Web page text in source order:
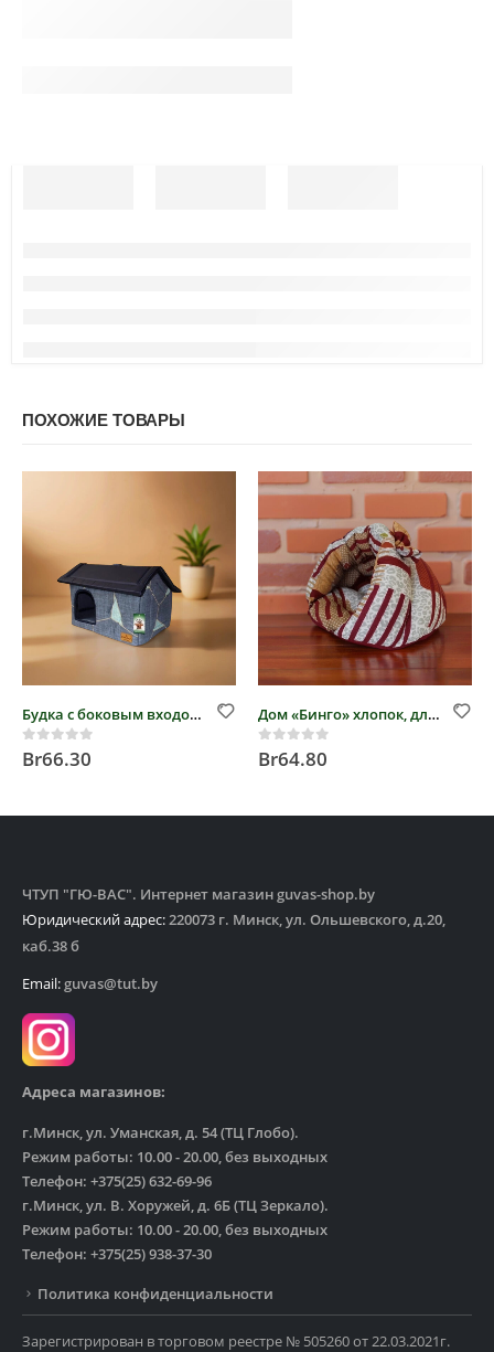
ПОХОЖИЕ ТОВАРЫ
Будка с боковым входом №3, бязь
0out of 5
Br66.30
Дом «Бинго» хлопок, для кошек и собак
0out of 5
Br64.80
ЧТУП "ГЮ-ВАС". Интернет магазин guvas-shop.by
Юридический адрес:220073 г. Минск, ул. Ольшевского, д.20,
каб.38 б
Email:guvas@tut.by
Адреса магазинов:
г.Минск, ул. Уманская, д. 54 (ТЦ Глобо).
Режим работы: 10.00 - 20.00, без выходных
Телефон: +375(25) 632-69-96
г.Минск, ул. В. Хоружей, д. 6Б (ТЦ Зеркало).
Режим работы: 10.00 - 20.00, без выходных
Телефон: +375(25) 938-37-30
Политика конфиденциальности
Зарегистрирован в торговом реестре № 505260 от 22.03.2021г.